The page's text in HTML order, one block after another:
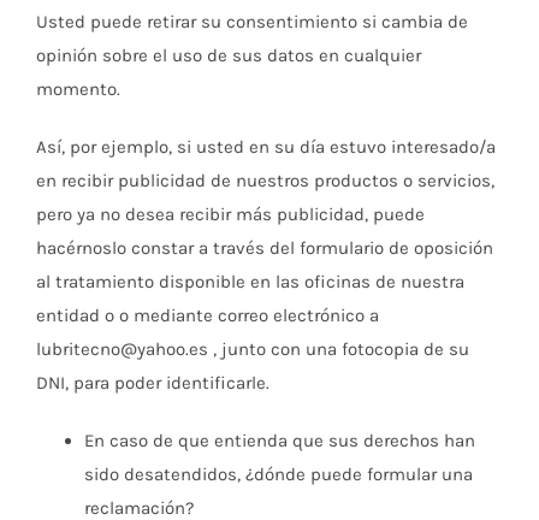
Usted puede retirar su consentimiento si cambia de
opinión sobre el uso de sus datos en cualquier
momento.
Así, por ejemplo, si usted en su día estuvo interesado/a
en recibir publicidad de nuestros productos o servicios,
pero ya no desea recibir más publicidad, puede
hacérnoslo constar a través del formulario de oposición
al tratamiento disponible en las oficinas de nuestra
entidad o o mediante correo electrónico a
lubritecno@yahoo.es , junto con una fotocopia de su
DNI, para poder identificarle.
En caso de que entienda que sus derechos han
sido desatendidos, ¿dónde puede formular una
reclamación?